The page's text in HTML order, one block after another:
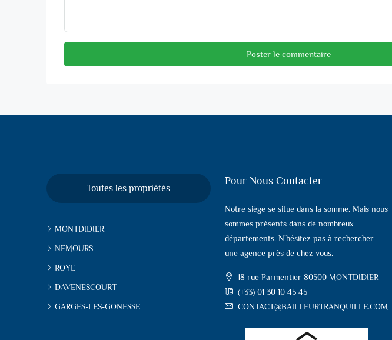
Poster le commentaire
Toutes les propriétés
MONTDIDIER
NEMOURS
ROYE
DAVENESCOURT
GARGES-LES-GONESSE
Pour Nous Contacter
Notre siège se situe dans la somme. Mais nous
sommes présents dans de nombreux
départements. N'hésitez pas à rechercher
une agence près de chez vous.
18 rue Parmentier 80500 MONTDIDIER
(+33) 01 30 10 45 45
CONTACT@BAILLEURTRANQUILLE.COM